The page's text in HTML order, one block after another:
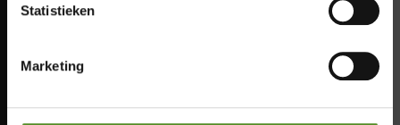
Statistieken
Marketing
Dinsdag: Gesloten
Vrijdag: 12:00 – 17:00
Donderdag 12:00 – 17:00
Zaterdag 12:00 – 17:00